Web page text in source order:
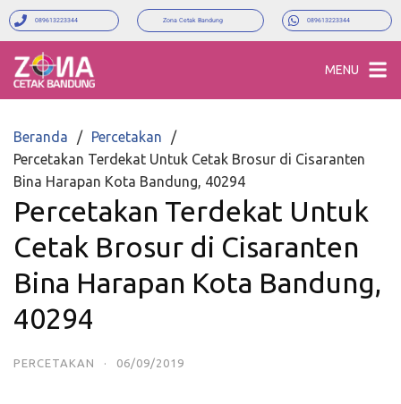
089613223344 Zona Cetak Bandung 089613223344
MENU
Beranda
Percetakan
Percetakan Terdekat Untuk Cetak Brosur di Cisaranten
Bina Harapan Kota Bandung, 40294
Percetakan Terdekat Untuk
Cetak Brosur di Cisaranten
Bina Harapan Kota Bandung,
40294
PERCETAKAN · 06/09/2019